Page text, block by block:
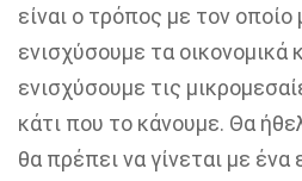
είναι ο τρόπος με τον
ενισχύσουμε τα οικονομικά
ενισχύσουμε τις
κάτι που το κάνουμε. Θα
θα πρέπει να γίνεται με ένα